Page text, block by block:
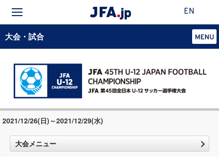
EN
大会・試合
2021/12/26(日)～2021/12/29(水)
大会メニュー